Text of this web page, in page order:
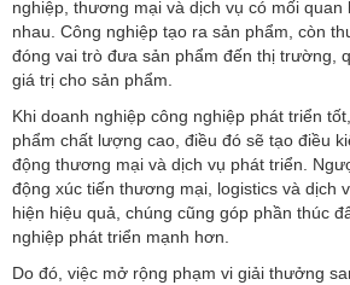
nghiệp, thương mại và dịch vụ có mối
nhau. Công nghiệp tạo ra sản phẩm, còn
đóng vai trò đưa sản phẩm đến thị trường,
giá trị cho sản phẩm.
Khi doanh nghiệp công nghiệp phát triển
phẩm chất lượng cao, điều đó sẽ tạo điều
động thương mại và dịch vụ phát triển.
động xúc tiến thương mại, logistics và dịch
hiện hiệu quả, chúng cũng góp phần thúc
nghiệp phát triển mạnh hơn.
Do đó, việc mở rộng phạm vi giải thưởng